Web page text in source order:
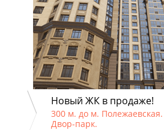
Новый ЖК в продаже!
300 м. до м. Полежаевская.
Двор-парк.